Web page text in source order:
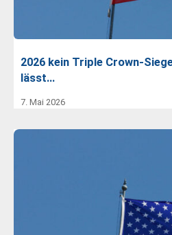
2026 kein Triple Crown-
lässt…
7. Mai 2026